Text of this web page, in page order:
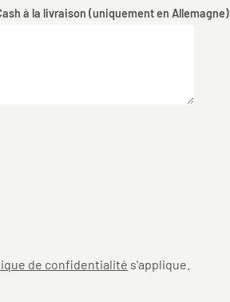
à la livraison (uniquement en Allemagne)
de confidentialité s'applique.